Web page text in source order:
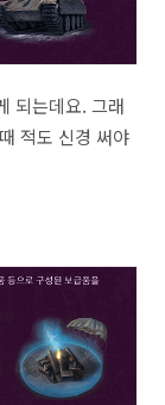
되는데요. 그래
적도 신경 써야